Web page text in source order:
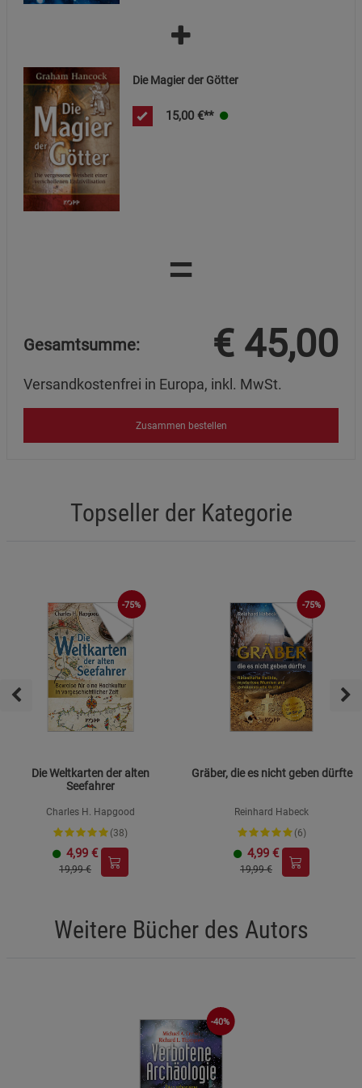
Die Magier der Götter
15,00 €**
=
Gesamtsumme: € 45,00
Versandkostenfrei in Europa, inkl. MwSt.
Zusammen bestellen
Topseller der Kategorie
-75%
Die Weltkarten der alten
Seefahrer
Charles H. Hapgood
(38)
4,99 €
19,99 €
-75%
Gräber, die es nicht geben dürfte
Reinhard Habeck
(6)
4,99 €
19,99 €
Weitere Bücher des Autors
-40%
Cookie-Informationen
Datenschutzerklärung